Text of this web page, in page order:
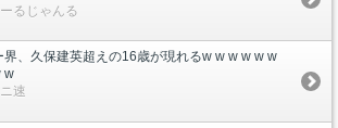
るじゃんる
界、久保建英超えの16歳が現れるw w w w w w
w
速